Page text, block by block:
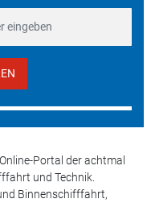
Portal der achtmal
und Technik.
Binnenschifffahrt,